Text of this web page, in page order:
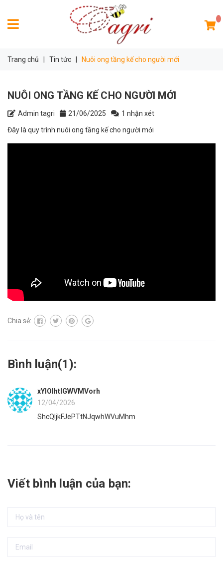
Trang chủ Tin tức Nuôi ong tầng kế cho người mới
NUÔI ONG TẦNG KẾ CHO NGƯỜI MỚI
Admin tagri 21/06/2025 1 nhận xét
Đây là quy trình nuôi ong tầng kế cho người mới
Chia sẻ:
Bình luận(1):
xYIOIhtlGWVMVorh
12/04/2026
ShcQljkFJePTtNJqwhWVuMhm
Viết bình luận của bạn: